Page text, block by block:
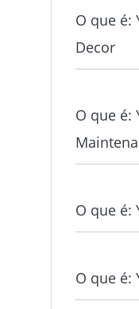
O que é:
Decor
O que é:
O que é:
O que é: